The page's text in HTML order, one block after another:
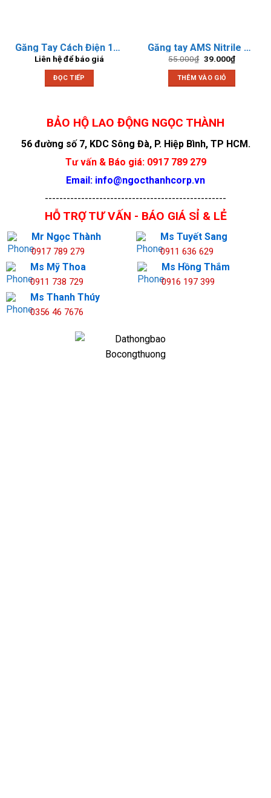
Găng Tay Cách Điện 1000V
Liên hệ để báo giá
ĐỌC TIẾP
Găng tay AMS Nitrile chống hóa chất 35cm
55.000₫ Giá
là:
55.000₫.
39.000₫Giá
hiện
39.000₫.
THÊM VÀO GIỎ
Găng Tay Sợi Phủ Hạt Nhựa BAO HO NGOC THANH
BẢO HỘ LAO ĐỘNG NGỌC THÀNH
56 đường số 7, KDC Sông Đà, P. Hiệp Bình, TP HCM.
Tư vấn & Báo giá: 0917 789 279
Email: info@ngocthanhcorp.vn
--------------------------------------------------
HỖ TRỢ TƯ VẤN - BÁO GIÁ SỈ & LẺ
Mr Ngọc Thành
0917 789 279
Ms Tuyết Sang
0911 636 629
Ms Mỹ Thoa
0911 738 729
Ms Hồng Thắm
0916 197 399
Ms Thanh Thúy
0356 46 7676